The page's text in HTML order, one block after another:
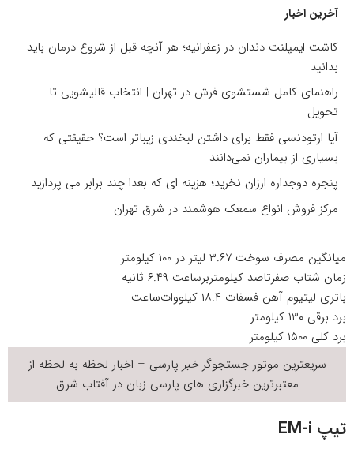
آخرین اخبار
کاشت ایمپلنت دندان در زعفرانیه؛ هر آنچه قبل از شروع درمان باید
بدانید
راهنمای کامل شستشوی فرش در تهران | انتخاب قالیشویی تا
تحویل
آیا ارتودنسی فقط برای داشتن لبخندی زیباتر است؟ حقیقتی که
بسیاری از بیماران نمی‌دانند
پنجره دوجداره ارزان نخرید؛ هزینه ای که بعدا چند برابر می پردازید
مرکز فروش انواع سمعک هوشمند در شرق تهران
میانگین مصرف سوخت ۳.۶۷ لیتر در ۱۰۰ کیلومتر
زمان شتاب صفرتاصد کیلومتربرساعت ۶.۴۹ ثانیه
باتری لیتیوم آهن فسفات ۱۸.۴ کیلووات‌ساعت
برد برقی ۱۳۰ کیلومتر
برد کلی ۱۵۰۰ کیلومتر
سریعترین موتور جستجوگرخبر پارسی – اخبار لحظه به لحظه از
معتبرترین خبرگزاری های پارسی زبان درآفتاب شرق
تیپ EM-i